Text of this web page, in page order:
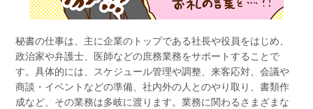
秘書の仕事は、主に企業のトップである社長や役員をはじめ、
政治家や弁護士、医師などの庶務業務をサポートすることで
す。具体的には、スケジュール管理や調整、来客応対、会議や
商談・イベントなどの準備、社内外の人とのやり取り、書類作
成など、その業務は多岐に渡ります。業務に関わるさまざまな